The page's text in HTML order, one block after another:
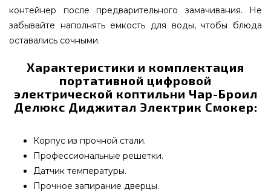
контейнер после предварительного замачивания. Не
забывайте наполнять емкость для воды, чтобы блюда
оставались сочными.
Характеристики и комплектация
портативной цифровой
электрической коптильни Чар-Броил
Делюкс Диджитал Электрик Смокер:
Корпус из прочной стали.
Профессиональные решетки.
Датчик температуры.
Прочное запирание дверцы.